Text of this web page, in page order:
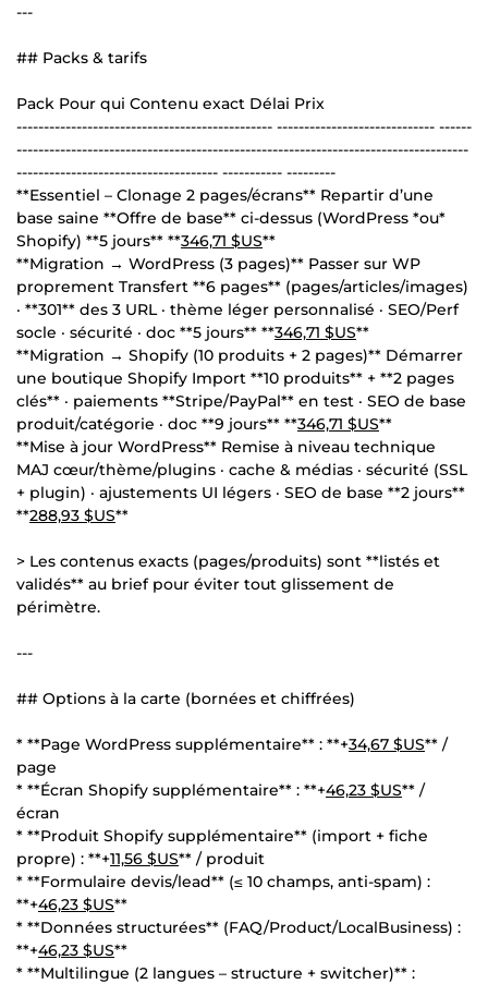
---
## Packs & tarifs
Pack Pour qui Contenu exact Délai Prix
----------------------------------------------- ----------------------------- ------
-----------------------------------------------------------------------------------
------------------------------------- ----------- ---------
**Essentiel – Clonage 2 pages/écrans** Repartir d’une
base saine **Offre de base** ci-dessus (WordPress *ou*
Shopify) **5 jours** **346,71 $US**
**Migration → WordPress (3 pages)** Passer sur WP
proprement Transfert **6 pages** (pages/articles/images)
· **301** des 3 URL · thème léger personnalisé · SEO/Perf
socle · sécurité · doc **5 jours** **346,71 $US**
**Migration → Shopify (10 produits + 2 pages)** Démarrer
une boutique Shopify Import **10 produits** + **2 pages
clés** · paiements **Stripe/PayPal** en test · SEO de base
produit/catégorie · doc **9 jours** **346,71 $US**
**Mise à jour WordPress** Remise à niveau technique
MAJ cœur/thème/plugins · cache & médias · sécurité (SSL
+ plugin) · ajustements UI légers · SEO de base **2 jours**
**288,93 $US**
> Les contenus exacts (pages/produits) sont **listés et
validés** au brief pour éviter tout glissement de
périmètre.
---
## Options à la carte (bornées et chiffrées)
* **Page WordPress supplémentaire** : **+34,67 $US** /
page
* **Écran Shopify supplémentaire** : **+46,23 $US** /
écran
* **Produit Shopify supplémentaire** (import + fiche
propre) : **+11,56 $US** / produit
* **Formulaire devis/lead** (≤ 10 champs, anti-spam) :
**+46,23 $US**
* **Données structurées** (FAQ/Product/LocalBusiness) :
**+46,23 $US**
* **Multilingue (2 langues – structure + switcher)** :